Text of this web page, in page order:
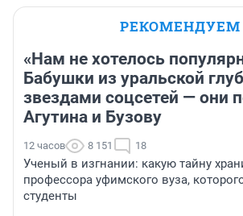
РЕКОМЕНДУЕМ
«Нам не хотелось
Бабушки из уральской
звездами соцсетей — они
Агутина и Бузову
12 часов 8 151 18
Ученый в изгнании: какую тайну
профессора уфимского вуза,
студенты